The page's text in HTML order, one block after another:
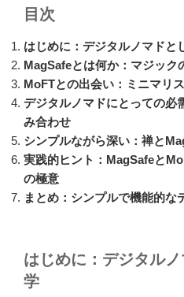
目次
はじめに：デジタルノマドと
MagSafeとは何か：マジック
MoFTとの出会い：ミニマリ
デジタルノマドにとっての必
み合わせ
シンプルながら深い：禅と
実践的ヒント：MagSafeと
の極意
まとめ：シンプルで機能的な
はじめに：デジタル
学